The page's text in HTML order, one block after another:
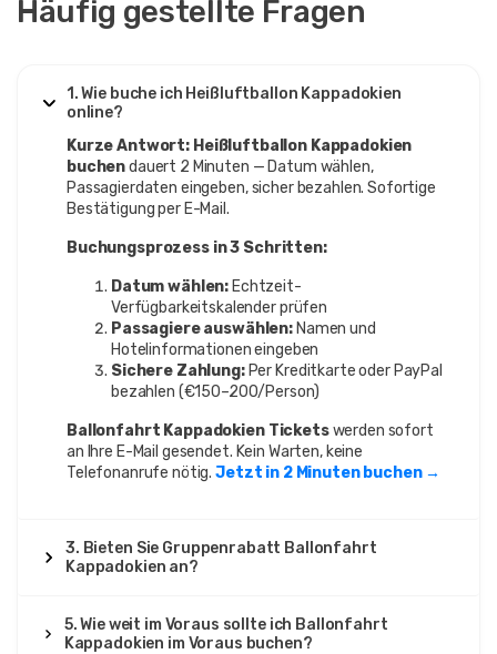
Häufig gestellte Fragen
1. Wie buche ich Heißluftballon Kappadokien
online?
Kurze Antwort: Heißluftballon Kappadokien
buchendauert 2 Minuten — Datum wählen,
Passagierdaten eingeben, sicher bezahlen. Sofortige
Bestätigung per E-Mail.
Buchungsprozess in 3 Schritten:
Datum wählen: Echtzeit-
Verfügbarkeitskalender prüfen
Passagiere auswählen: Namen und
Hotelinformationen eingeben
Sichere Zahlung:Per Kreditkarte oder PayPal
bezahlen (€150–200/Person)
Ballonfahrt Kappadokien Ticketswerden sofort
an Ihre E-Mail gesendet. Kein Warten, keine
Telefonanrufe nötig.Jetzt in 2 Minuten buchen →
3. Bieten Sie Gruppenrabatt Ballonfahrt
Kappadokien an?
5. Wie weit im Voraus sollte ich Ballonfahrt
Kappadokien im Voraus buchen?